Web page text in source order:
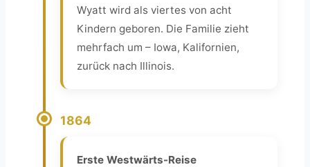
Wyatt wird als viertes von acht
Kindern geboren. Die Familie zieht
mehrfach um – Iowa, Kalifornien,
zurück nach Illinois.
1864
Erste Westwärts-Reise